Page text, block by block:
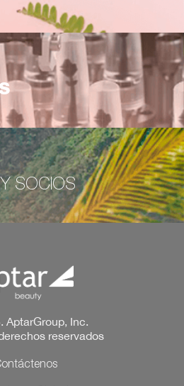
SOCIOS
AptarGroup, Inc.
reservados